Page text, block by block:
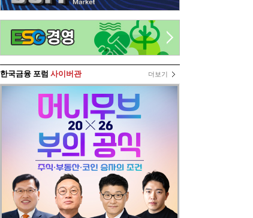
한국금융 포럼 사이버관 더보기